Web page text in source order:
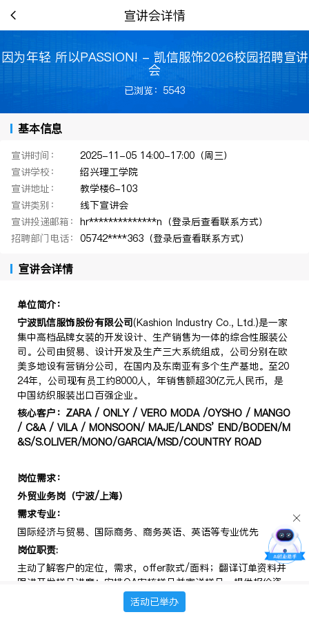
宣讲会详情
因为年轻 所以PASSION! - 凯信服饰2026校园招聘宣讲
会
已浏览：5543
基本信息
宣讲时间：
2025-11-05 14:00-17:00（周三）
宣讲学校：
绍兴理工学院
宣讲地址：
教学楼6-103
宣讲类别：
线下宣讲会
宣讲投递邮箱： hr**************n（登录后查看联系方式）
招聘部门电话： 05742****363（登录后查看联系方式）
宣讲会详情
单位简介：
宁波凯信服饰股份有限公司(Kashion Industry Co., Ltd.)是一家
集中高档品牌女装的开发设计、生产销售为一体的综合性服装公
司。公司由贸易、设计开发及生产三大系统组成，公司分别在欧
美多地设有营销分公司，在国内及东南亚有多个生产基地。至20
24年，公司现有员工约8000人，年销售额超30亿元人民币，是
中国纺织服装出口百强企业。
核心客户： ZARA / ONLY / VERO MODA /OYSHO / MANGO
/ C&A / VILA / MONSOON/ MAJE/LANDS’ END/BODEN/M
&S/S.OLIVER/MONO/GARCIA/MSD/COUNTRY ROAD
岗位需求：
外贸业务岗（宁波/上海）
需求专业：
国际经济与贸易、国际商务、商务英语、英语等专业优先
岗位职责:
主动了解客户的定位，需求，offer款式/面料；翻译订单资料并
跟进开发样品进度；安排QA审核样品并寄送样品，提供报价资
活动已举办